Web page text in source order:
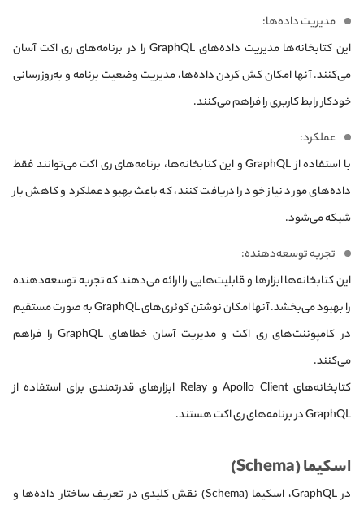
مدیریت داده‌ها:
این کتابخانه‌ها مدیریت داده‌های GraphQL را در برنامه‌های ری اکت آسان
می‌کنند. آنها امکان کش کردن داده‌ها، مدیریت وضعیت برنامه و به‌روزرسانی
خودکار رابط کاربری را فراهم می‌کنند.
عملکرد:
با استفاده از GraphQL و این کتابخانه‌ها، برنامه‌های ری اکت می‌توانند فقط
داده‌های مورد نیاز خود را دریافت کنند، که باعث بهبود عملکرد و کاهش بار
شبکه می‌شود.
تجربه توسعه‌دهنده:
این کتابخانه‌ها ابزارها و قابلیت‌هایی را ارائه می‌دهند که تجربه توسعه‌دهنده
را بهبود می‌بخشد. آنها امکان نوشتن کوئری‌های GraphQL به صورت مستقیم
در کامپوننت‌های ری اکت و مدیریت آسان خطاهای GraphQL را فراهم
می‌کنند.
کتابخانه‌های Apollo Client و Relay ابزارهای قدرتمندی برای استفاده از
GraphQL در برنامه‌های ری اکت هستند.
اسکیما (Schema)
در GraphQL، اسکیما (Schema) نقش کلیدی در تعریف ساختار داده‌ها و